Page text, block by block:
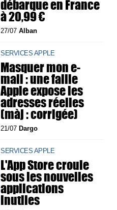
débarque en France
à 20,99 €
27/07Alban
SERVICES APPLE
Masquer mon e-
mail : une faille
Apple expose les
adresses réelles
(màj : corrigée)
21/07 Dargo
SERVICES APPLE
L'App Store croule
sous les nouvelles
applications
inutiles